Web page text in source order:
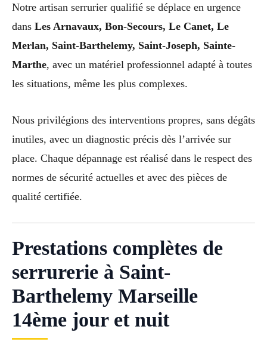
Notre artisan serrurier qualifié se déplace en urgence
dans Les Arnavaux, Bon-Secours, Le Canet, Le
Merlan, Saint-Barthelemy, Saint-Joseph, Sainte-
Marthe, avec un matériel professionnel adapté à toutes
les situations, même les plus complexes.
Nous privilégions des interventions propres, sans dégâts
inutiles, avec un diagnostic précis dès l’arrivée sur
place. Chaque dépannage est réalisé dans le respect des
normes de sécurité actuelles et avec des pièces de
qualité certifiée.
Prestations complètes de
serrurerie à Saint-
Barthelemy Marseille
14ème jour et nuit